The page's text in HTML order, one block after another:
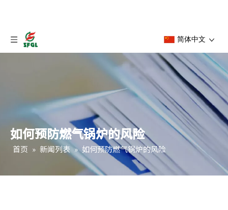
简体中文
如何预防燃气锅炉的风险
首页 » 新闻列表 » 如何预防燃气锅炉的风险